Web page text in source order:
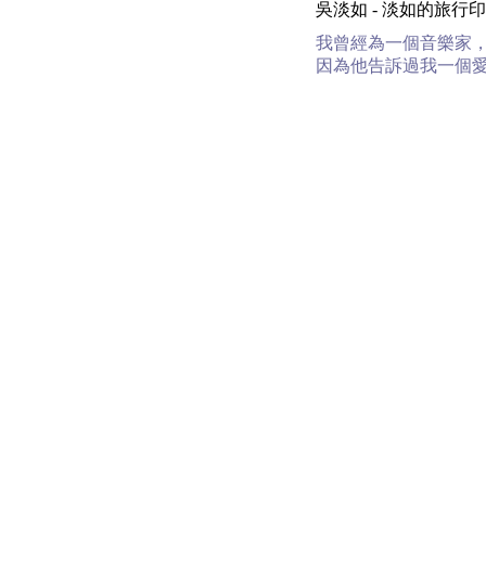
吳淡如 - 淡如的旅行印
我曾經為一個音樂家
因為他告訴過我一個